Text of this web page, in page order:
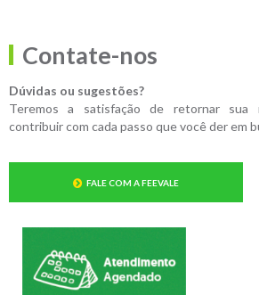
Contate-nos
Dúvidas ou sugestões?
Teremos a satisfação de retornar sua
contribuir com cada passo que você der em
FALE COM A FEEVALE